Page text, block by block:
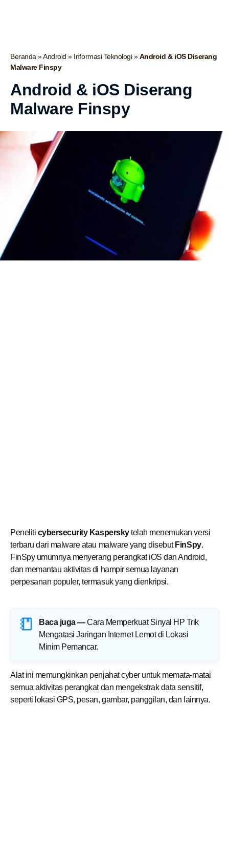
Beranda»Android» Informasi Teknologi»Android & iOS Diserang
Malware Finspy
Android & iOS Diserang
Malware Finspy
Peneliti cybersecurity Kasperskytelah menemukan versi
terbaru dari malware atau malware yang disebut FinSpy.
FinSpy umumnya menyerang perangkat iOS dan Android,
dan memantau aktivitas di hampir semua layanan
perpesanan populer, termasuk yang dienkripsi.
Baca juga — Cara Memperkuat Sinyal HP Trik
Mengatasi Jaringan Internet Lemot di Lokasi
Minim Pemancar.
Alat ini memungkinkan penjahat cyber untuk memata-matai
semua aktivitas perangkat dan mengekstrak data sensitif,
seperti lokasi GPS, pesan, gambar, panggilan, dan lainnya.